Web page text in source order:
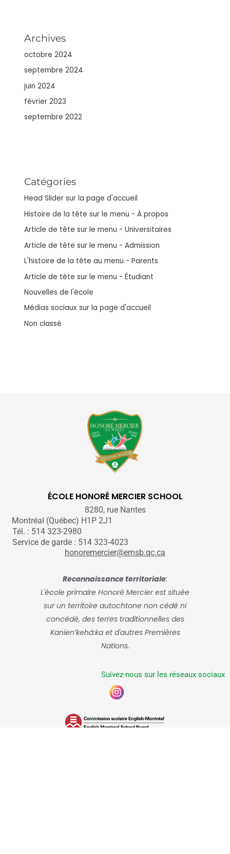
Archives
octobre 2024
septembre 2024
juin 2024
février 2023
septembre 2022
Catégories
Head Slider sur la page d'accueil
Histoire de la tête sur le menu - À propos
Article de tête sur le menu - Universitaires
Article de tête sur le menu - Admission
L'histoire de la tête au menu - Parents
Article de tête sur le menu - Étudiant
Nouvelles de l'école
Médias sociaux sur la page d'accueil
Non classé
ÉCOLE HONORÉ MERCIER SCHOOL
8280, rue Nantes
Montréal (Québec) H1P 2J1
Tél. : 514 323-2980
Service de garde : 514 323-4023
honoremercier@emsb.qc.ca
Reconnaissance territoriale:
L'école primaire Honoré Mercier est située
sur un territoire autochtone non cédé ni
concédé, des terres traditionnelles des
Kanienʼkehá:ka et d'autres Premières
Nations.
Suivez-nous sur les réseaux sociaux